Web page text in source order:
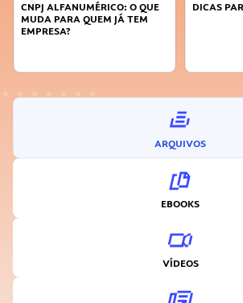
DICAS PARA OBTER CRÉDITO
FAÇA A
ARQUIVOS
EBOOKS
VÍDEOS